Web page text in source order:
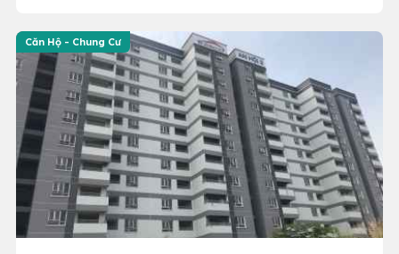
Căn Hộ - Chung Cư